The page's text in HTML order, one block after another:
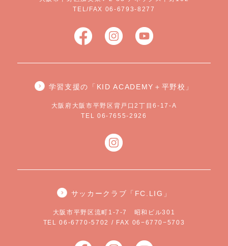
TEL/FAX 06-6793-8277
学習支援の「KID ACADEMY＋平野校」
大阪府大阪市平野区背戸口2丁目6-17-A
TEL 06-7655-2926
サッカークラブ「FC.LIG」
大阪市平野区流町1-7-7 昭和ビル301
TEL 06-6770-5702 / FAX 06−6770−5703